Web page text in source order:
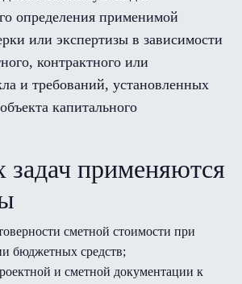
определения применимой
или экспертизы в зависимости
контрактного или
и требований, установленных
капитального
задач применяются
сметной стоимости при
бюджетных средств;
и сметной документации к